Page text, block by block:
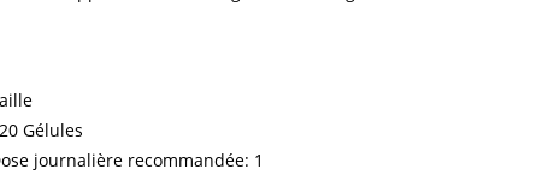
Gélules
journalière recommandée: 1